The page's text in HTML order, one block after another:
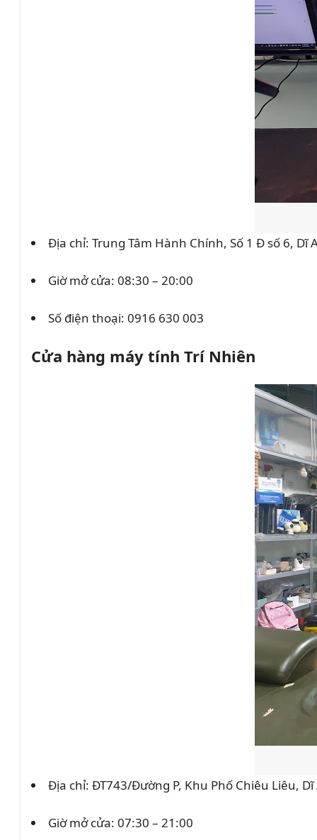
Địa chỉ: Trung Tâm Hành Chính, Số 1 Đ số 6, Dĩ
Giờ mở cửa: 08:30 – 20:00
Số điện thoại: 0916 630 003
Cửa hàng máy tính Trí Nhiên
Địa chỉ: ĐT743/Đường P, Khu Phố Chiêu Liêu,
Giờ mở cửa: 07:30 – 21:00